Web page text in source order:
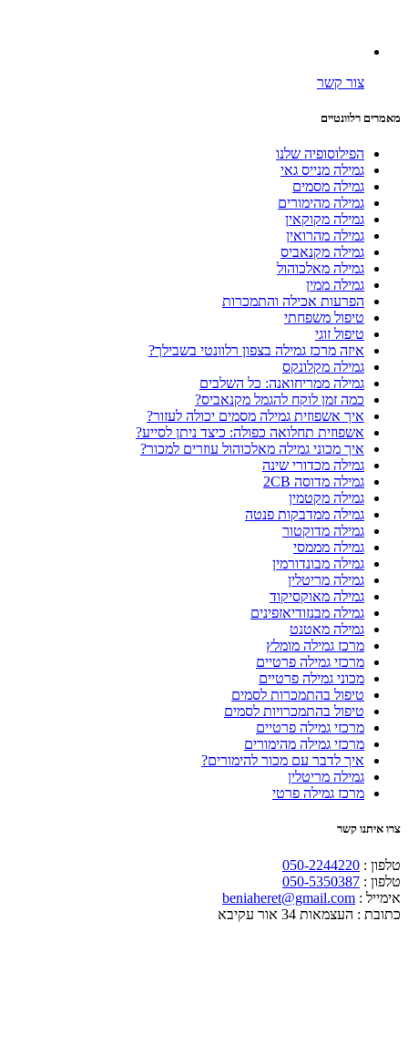
צור קשר
מאמרים רלוונטיים
הפילוסופיה שלנו
גמילה מנייס גאי
גמילה מסמים
גמילה מהימורים
גמילה מקוקאין
גמילה מהרואין
גמילה מקנאביס
גמילה מאלכוהול
גמילה ממין
הפרעות אכילה והתמכרות
טיפול משפחתי
טיפול זוגי
איזה מרכז גמילה בצפון רלוונטי בשבילך?
גמילה מקלונקס
גמילה ממריחואנה: כל השלבים
כמה זמן לוקח להגמל מקנאביס?
איך אשפוזית גמילה מסמים יכולה לעזור?
אשפוזית תחלואה כפולה: כיצד ניתן לסייע?
איך מכוני גמילה מאלכוהול עוזרים למכור?
גמילה מכדורי שינה
גמילה מדוסה 2CB
גמילה מקטמין
גמילה ממדבקות פנטה
גמילה מדוקטור
גמילה מממסי
גמילה מבונדורמין
גמילה מריטלין
גמילה מאוקסיקוד
גמילה מבנזודיאזפינים
גמילה מאטנט
מרכז גמילה מומלץ
מרכזי גמילה פרטיים
מכוני גמילה פרטיים
טיפול בהתמכרות לסמים
טיפול בהתמכרויות לסמים
מרכזי גמילה פרטיים
מרכזי גמילה מהימורים
איך לדבר עם מכור להימורים?
גמילה מריטלין
מרכז גמילה פרטי
צרו איתנו קשר
טלפון : 050-2244220
טלפון : 050-5350387
אימייל : beniaheret@gmail.com
כתובת : העצמאות 34 אור עקיבא